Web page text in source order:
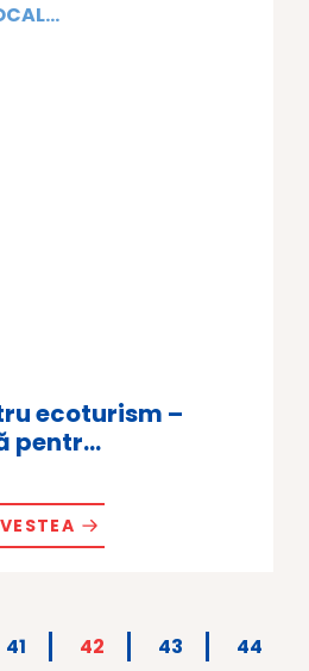
ecoturism –
pentr...
41 42 43 44